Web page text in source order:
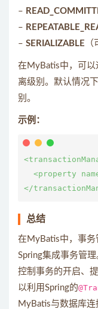
–
–
– SERIALIZABLE
在MyBatis中，可以
离级别。默认情况
别。
示例：
<property
总结
在MyBatis中，事务
Spring集成事务管
控制事务的开启、
以利用Spring的
MyBatis与数据库